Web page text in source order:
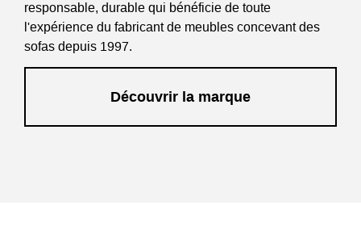
responsable, durable qui bénéficie de toute
l'expérience du fabricant de meubles concevant des
sofas depuis 1997.
Découvrir la marque